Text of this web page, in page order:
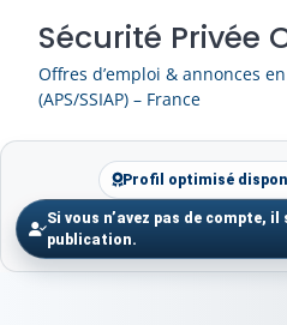
content
Sécurité Privée
Offres d’emploi & annonces
(APS/SSIAP) – France
Profil optimisé
Si vous n’avez pas de compte,
publication.